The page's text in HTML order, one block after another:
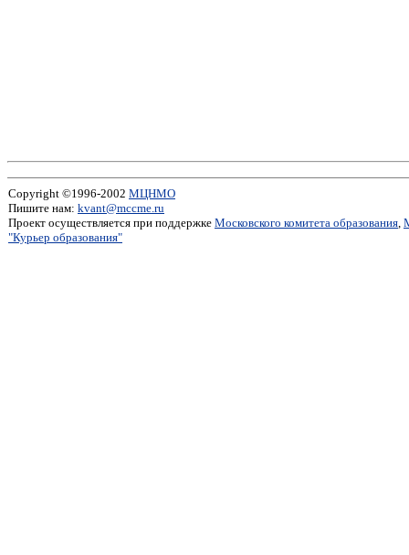
Copyright ©1996-2002 МЦНМО
Пишите нам: kvant@mccme.ru
Проект осуществляется при поддержке Московского комитета образования,
"Курьер образования"